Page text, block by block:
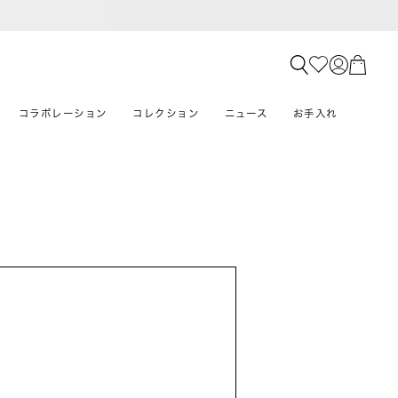
コラボレーション コレクション ニュース お手入れ